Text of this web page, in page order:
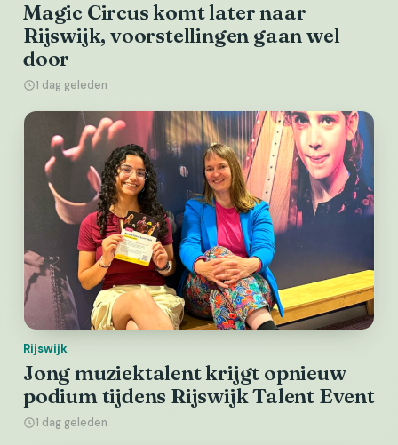
Magic Circus komt later naar
Rijswijk, voorstellingen gaan wel
door
1 dag geleden
Rijswijk
Jong muziektalent krijgt opnieuw
podium tijdens Rijswijk Talent Event
1 dag geleden